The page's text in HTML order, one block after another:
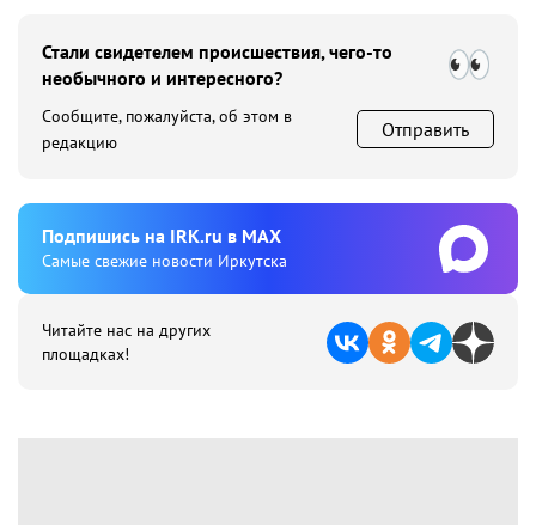
Стали свидетелем происшествия, чего-то
необычного и интересного?
Сообщите, пожалуйста, об этом в
редакцию
Отправить
Подпишиcь на IRK.ru в MAX
Cамые свежие новости Иркутска
Читайте нас на других
площадках!